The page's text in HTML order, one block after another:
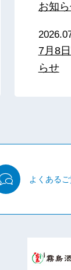
お知
7月8
らせ
よくある